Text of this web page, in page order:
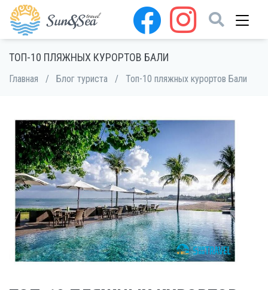
ТОП-10 ПЛЯЖНЫХ КУРОРТОВ БАЛИ
Главная / Блог туриста / Топ-10 пляжных курортов Бали